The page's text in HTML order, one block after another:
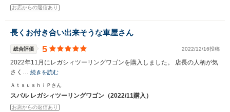
お店からの返信あり
長くお付き合い出来そうな車屋さん
総合評価 5 2022/12/16投稿
2022年11月にレガシィツーリングワゴンを購入しました。 店長の人柄が気
さく… 続きを読む
ＡｔｓｕｓｈｉＰさん
スバル レガシィツーリングワゴン（2022/11購入）
お店からの返信あり